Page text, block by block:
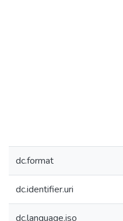
dc.format
dc.identifier.uri
dc.language.iso